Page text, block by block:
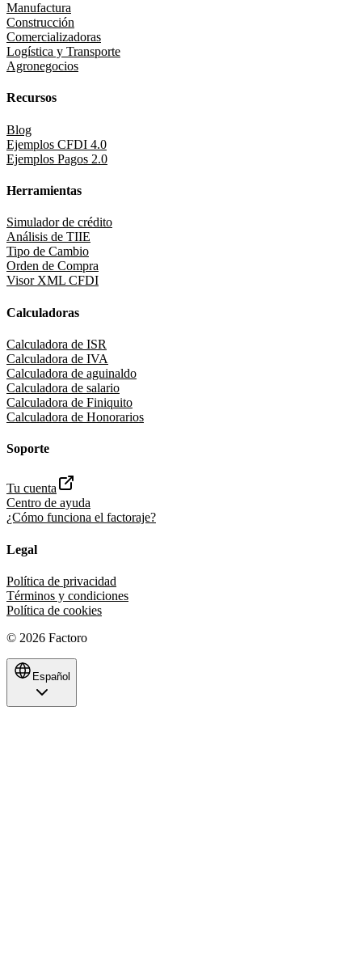
Manufactura
Construcción
Comercializadoras
Logística y Transporte
Agronegocios
Recursos
Blog
Ejemplos CFDI 4.0
Ejemplos Pagos 2.0
Herramientas
Simulador de crédito
Análisis de TIIE
Tipo de Cambio
Orden de Compra
Visor XML CFDI
Calculadoras
Calculadora de ISR
Calculadora de IVA
Calculadora de aguinaldo
Calculadora de salario
Calculadora de Finiquito
Calculadora de Honorarios
Soporte
Tu cuenta
Centro de ayuda
¿Cómo funciona el factoraje?
Legal
Política de privacidad
Términos y condiciones
Política de cookies
© 2026 Factoro
Español